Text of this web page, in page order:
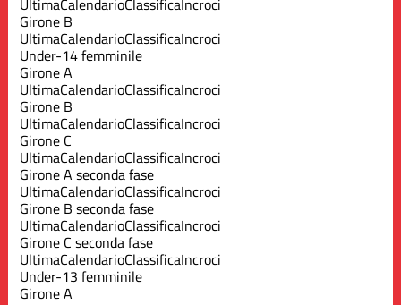
Girone B
UltimaCalendarioClassificaIncroci
Under-14 femminile
Girone A
UltimaCalendarioClassificaIncroci
Girone B
UltimaCalendarioClassificaIncroci
Girone C
UltimaCalendarioClassificaIncroci
Girone A seconda fase
UltimaCalendarioClassificaIncroci
Girone B seconda fase
UltimaCalendarioClassificaIncroci
Girone C seconda fase
UltimaCalendarioClassificaIncroci
Under-13 femminile
Girone A